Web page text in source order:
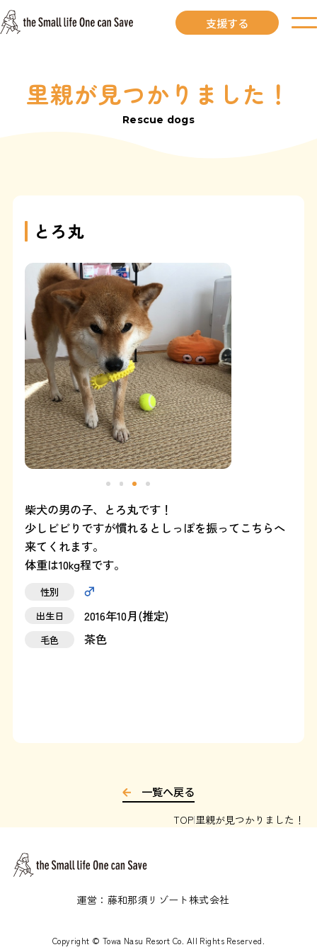
お知らせ
里親が見つかりました
よくある質問
SHOP
ブログ
協賛企業について
支援する
里親が見つかりました！
Rescue dogs
とろ丸
柴犬の男の子、とろ丸です！
少しビビりですが慣れるとしっぽを振ってこちらへ
来てくれます。
体重は10kg程です。
性別
出生日
2016年10月(推定)
毛色 茶色
一覧へ戻る
TOP 里親が見つかりました！
運営：藤和那須リゾート株式会社
Copyright © Towa Nasu Resort Co. All Rights Reserved.